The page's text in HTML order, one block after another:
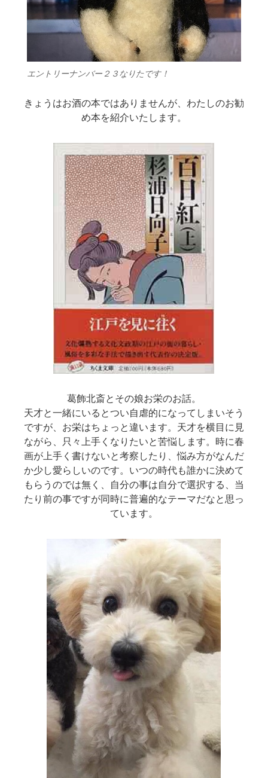
エントリーナンバー２３なりたです！
きょうはお酒の本ではありませんが、わたしのお勧
め本を紹介いたします。
葛飾北斎とその娘お栄のお話。
天才と一緒にいるとつい自虐的になってしまいそう
ですが、お栄はちょっと違います。天才を横目に見
ながら、只々上手くなりたいと苦悩します。時に春
画が上手く書けないと考察したり、悩み方がなんだ
か少し愛らしいのです。いつの時代も誰かに決めて
もらうのでは無く、自分の事は自分で選択する、当
たり前の事ですが同時に普遍的なテーマだなと思っ
ています。